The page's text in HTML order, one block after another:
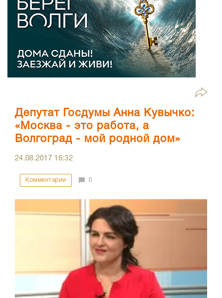
Депутат Госдумы Анна Кувычко:
«Москва - это работа, а
Волгоград - мой родной дом»
24.08.2017 16:32
Комментарии 0